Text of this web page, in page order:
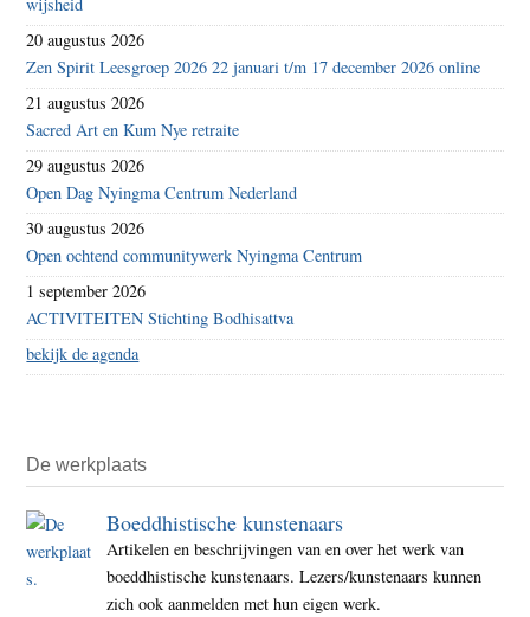
20 augustus 2026
Zen Spirit Leesgroep 2026 22 januari t/m 17 december 2026 online
21 augustus 2026
Sacred Art en Kum Nye retraite
29 augustus 2026
Open Dag Nyingma Centrum Nederland
30 augustus 2026
Open ochtend communitywerk Nyingma Centrum
1 september 2026
ACTIVITEITEN Stichting Bodhisattva
bekijk de agenda
De werkplaats
Boeddhistische kunstenaars
Artikelen en beschrijvingen van en over het werk van
boeddhistische kunstenaars. Lezers/kunstenaars kunnen
zich ook aanmelden met hun eigen werk.